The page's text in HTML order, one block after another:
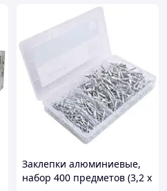
Заклепки алюминиевые,
набор 400 предметов (3,2 x